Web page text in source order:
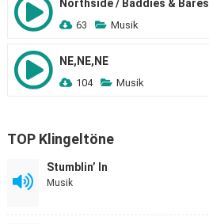
Northside / Baddies & Bares
63 Musik
NE,NE,NE
104 Musik
TOP Klingeltöne
Stumblin’ In
Musik